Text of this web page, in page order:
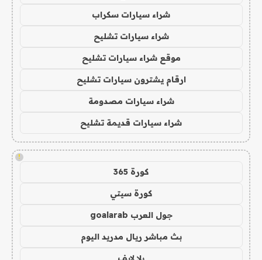
شراء سيارات سكراب
شراء سيارات تشليح
موقع شراء سيارات تشليح
ارقام يشترون سيارات تشليح
شراء سيارات مصدومة
شراء سيارات قديمة تشليح
!
كورة 365
كورة سيتي
جول العرب goalarab
بث مباشر ريال مدريد اليوم